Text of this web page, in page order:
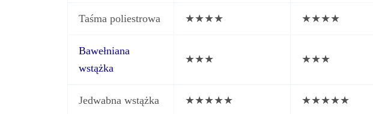
Taśma poliestrowa ★★★★ ★★★★
Bawełniana
wstążka
★★★ ★★★
Jedwabna wstążka ★★★★★ ★★★★★